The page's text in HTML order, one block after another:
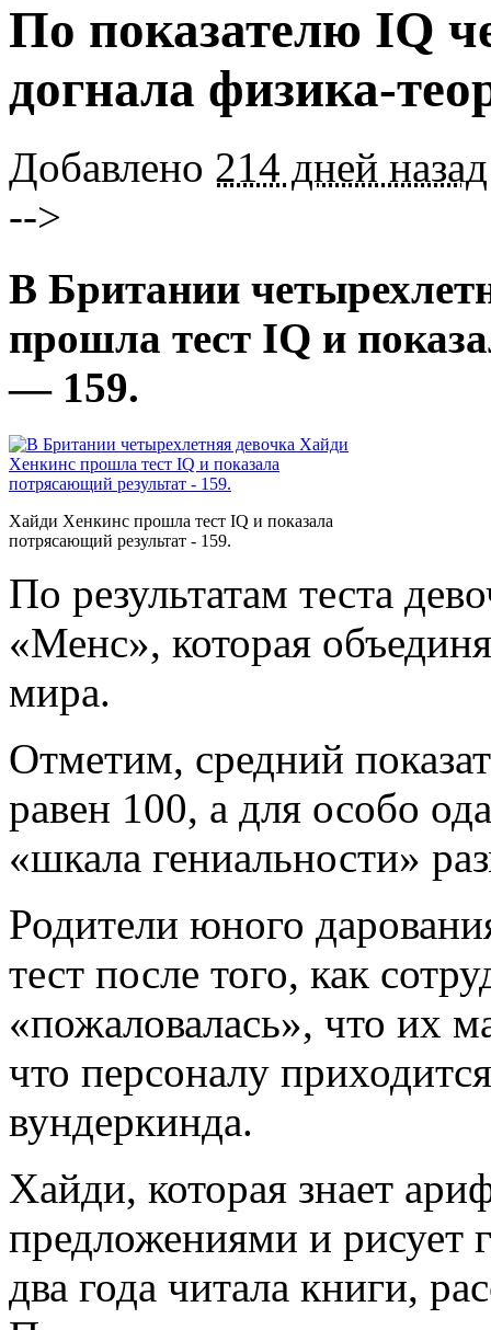
По показателю IQ
догнала физика-
Добавлено 214 дней назад
-->
В Британии
прошла тест IQ и
— 159.
Хайди Хенкинс прошла тест IQ и показала
потрясающий результат - 159.
По результатам теста
«Менс», которая
мира.
Отметим, средний
равен 100, а для особо
«шкала гениальности»
Родители юного
тест после того, как
«пожаловалась», что их
что персоналу
вундеркинда.
Хайди, которая знает
предложениями и рисует
два года читала книги,